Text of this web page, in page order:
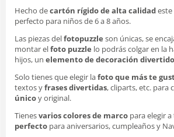
Hecho decartón rígido de alta calidadeste
perfecto para niños de 6 a 8 años.
Las piezas delfotopuzzle son únicas, se
montar elfoto puzzle lo podrás colgar en la
hijos, un elemento de decoración
Solo tienes que elegir lafoto que más te
textos yfrases divertidas, cliparts, etc. para
únicoy original.
Tienesvarios colores de marco para elegir
perfecto para aniversarios, cumpleaños y